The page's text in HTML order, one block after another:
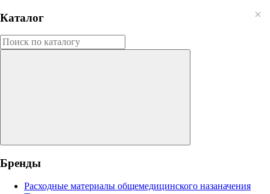
Каталог
Бренды
Расходные материалы общемедицинского назаначения